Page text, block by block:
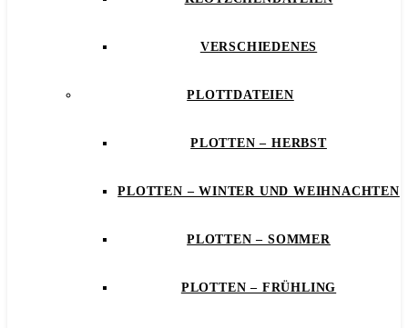
VERSCHIEDENES
PLOTTDATEIEN
PLOTTEN – HERBST
PLOTTEN – WINTER UND WEIHNACHTEN
PLOTTEN – SOMMER
PLOTTEN – FRÜHLING